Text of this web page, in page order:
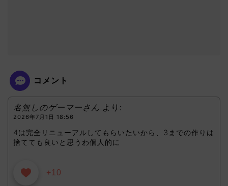
コメント
名無しのゲーマーさん より:
2026年7月1日 18:56
4は完全リニューアルしてもらいたいから、3までの作りは
捨てても良いと思うわ個人的に
+10